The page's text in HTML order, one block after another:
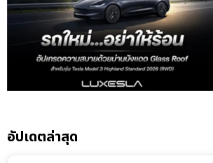
อัปเดตล่าสุด